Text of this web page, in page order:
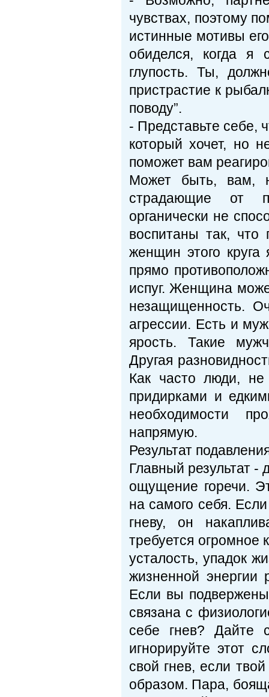
чувствах, поэтому
истинные мотивы
обиделся, когда я
глупость. Ты,
пристрастие к
поводу”.
- Представьте себе,
который хочет, но
поможет вам
Может быть, вам,
страдающие от
органически не
воспитаны так, что
женщин этого круга
прямо
испуг. Женщина
незащищенность.
агрессии. Есть и
ярость. Такие
Другая
Как часто люди, не
придирками и
необходимости
напрямую.
Результат
Главный результат -
ощущение горечи.
на самого себя.
гневу, он
требуется огромное
усталость, упадок
жизненной энергии
Если вы
связана с
себе гнев? Дайте
игнорируйте этот
свой гнев, если
образом. Пара,